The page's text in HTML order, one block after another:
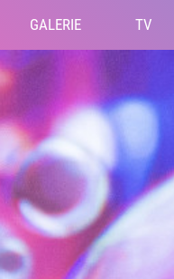
GALERIE TV